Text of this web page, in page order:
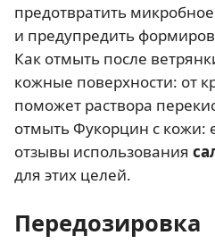
предотвратить
и предупредить
Как отмыть после
кожные поверхности: от
поможет раствора
отмыть Фукорцин с кожи:
отзывы использования
для этих целей.
Передозировка